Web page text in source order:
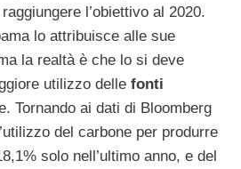
l’obiettivo al 2020.
lo attribuisce alle sue
la realtà è che lo si deve
utilizzo delle fonti
Tornando ai dati di Bloomberg
del carbone per produrre
solo nell’ultimo anno, e del